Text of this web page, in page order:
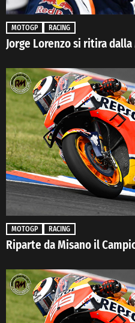
MOTOGP RACING
Jorge Lorenzo si ritira dalla
MOTOGP RACING
Riparte da Misano il